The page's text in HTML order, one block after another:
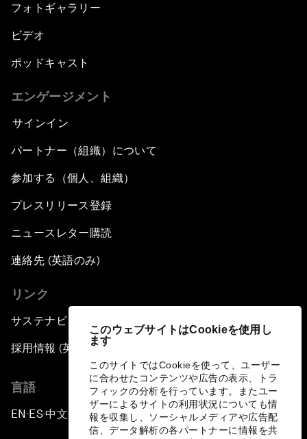
このウェブサイトはCookieを使用し
ます
このサイトではCookieを使って、ユーザー
に合わせたコンテンツや広告の表示、トラ
フィックの分析を行っています。またユー
ザーによるサイトの利用状況についても情
報を収集し、ソーシャルメディアや広告配
信、データ解析の各パートナーに情報を共
フォトギャラリー
ビデオ
ポッドキャスト
エンゲージメント
サインイン
パートナー（組織）について
参加する（個人、組織）
プレスリリース登録
ニュースレター購読
連絡先 (英語のみ)
リンク
サステナビリティへの取り組み
採用情報 (英語のみ)
言語
EN ▪ES▪中文▪ 日本語